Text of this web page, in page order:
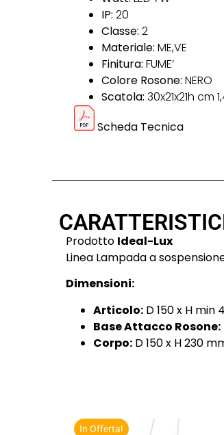
IP: 20
Classe: 2
Materiale: ME,VE
Finitura: FUME’
Colore Rosone: NERO
Scatola: 30x21x21h cm
Scheda Tecnica
Prodotto Ideal-Lux
Linea Lampada a
Dimensioni:
Articolo: D 150 x H
Base Attacco Rosone:
Corpo: D 150 x H 230
In Offerta!